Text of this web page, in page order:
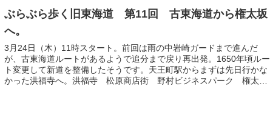
ぶらぶら歩く旧東海道 第11回 古東海道から権太坂
へ。
3月24日（木）11時スタート。前回は雨の中岩崎ガードまで進んだ
が、古東海道ルートがあるようで追分まで戻り再出発。1650年頃ルー
ト変更して新道を整備したそうです。天王町駅からまずは先日行かな
かった洪福寺へ。洪福寺 松原商店街 野村ビジネスパーク 権太